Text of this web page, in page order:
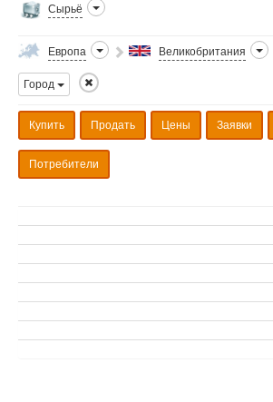
Сырьё
Европа Великобритания
Город
Купить Продать Цены Заявки
Потребители